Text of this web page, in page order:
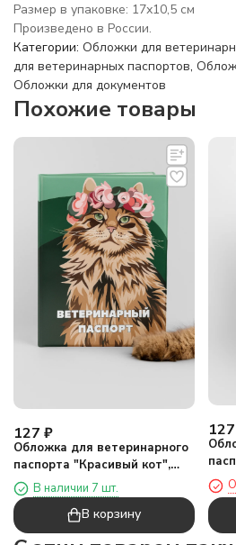
Размер в упаковке: 17х10,5 см
Произведено в России.
Категории: Обложки для
для ветеринарных паспортов,
Обложки для документов
Похожие товары
127 ₽
Обложка для ветеринарного
паспорта "Красивый кот",
16х11,3 см, (плотность 280
мкм)
В наличии 7 шт.
В корзину
127
мкм)